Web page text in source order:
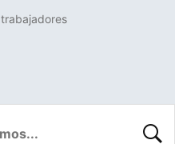
trabajadores